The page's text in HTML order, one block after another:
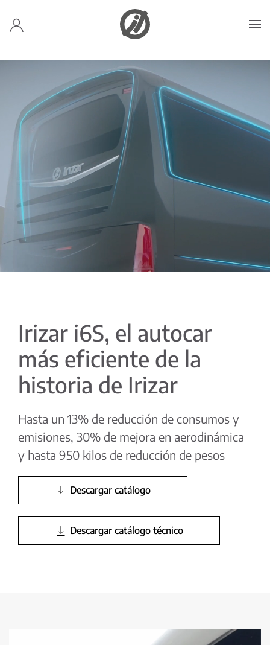
Skip to main content
Irizar i6S, el autocar
más eficiente de la
historia de Irizar
Hasta un 13% de reducción de consumos y
emisiones, 30% de mejora en aerodinámica
y hasta 950 kilos de reducción de pesos
Descargar catálogo
Descargar catálogo técnico